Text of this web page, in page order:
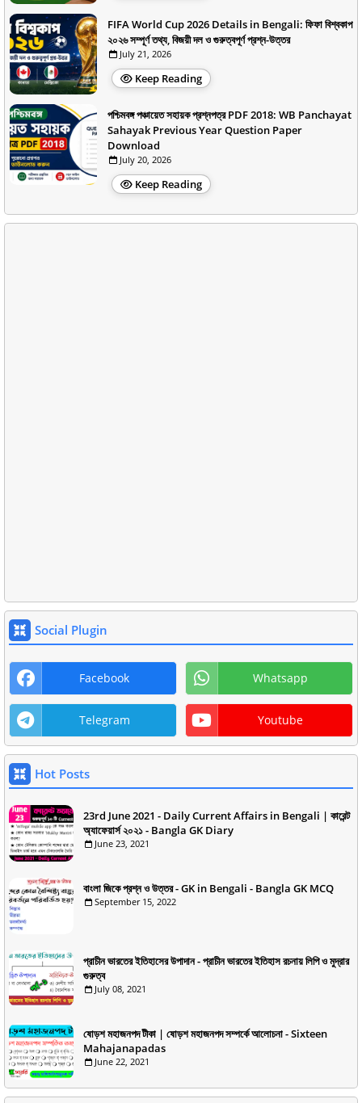
FIFA World Cup 2026 Details in Bengali: ফিফা বিশ্বকাপ
২০২৬ সম্পূর্ণ তথ্য, বিজয়ী দল ও গুরুত্বপূর্ণ প্রশ্ন-উত্তর
July 21, 2026
Keep Reading
পশ্চিমবঙ্গ পঞ্চায়েত সহায়ক প্রশ্নপত্র PDF 2018: WB Panchayat
Sahayak Previous Year Question Paper
Download
July 20, 2026
Keep Reading
Social Plugin
Facebook Whatsapp
Telegram Youtube
Hot Posts
23rd June 2021 - Daily Current Affairs in Bengali | কারেন্ট
অ্যাফেয়ার্স ২০২১ - Bangla GK Diary
June 23, 2021
বাংলা জিকে প্রশ্ন ও উত্তর - GK in Bengali - Bangla GK MCQ
September 15, 2022
প্রাচীন ভারতের ইতিহাসের উপাদান - প্রাচীন ভারতের ইতিহাস রচনায় লিপি ও মুদ্রার
গুরুত্ব
July 08, 2021
ষোড়শ মহাজনপদ টীকা | ষোড়শ মহাজনপদ সম্পর্কে আলোচনা - Sixteen
Mahajanapadas
June 22, 2021